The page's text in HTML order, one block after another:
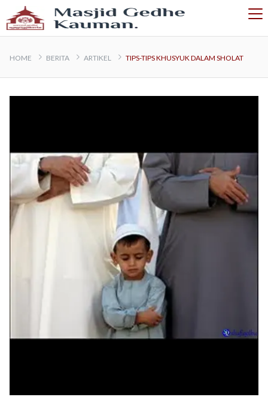
HOME BERITA ARTIKEL TIPS-TIPS KHUSYUK DALAM SHOLAT